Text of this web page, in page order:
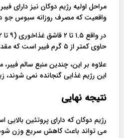
مراحل اولیه رژیم دوکان نیز دارای
واقعیت که مصرف روزانه سبوس جو
حاوی کمتر از ۵ گرم فیبر است که مقدار بسیار کمی است.
علاوه بر این، چندین منبع سالم فیبر،
این رژیم غذایی گنجانده نمی شوند،
نتیجه نهایی
رژیم دوکان که دارای پروتئین
می تواند باعث کاهش سریع وزن